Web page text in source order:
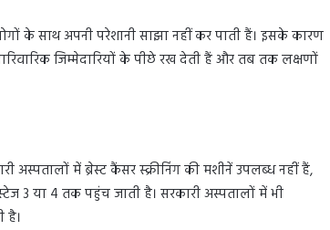
के साथ अपनी परेशानी साझा नहीं कर पाती हैं। इसके कारण
जिम्मेदारियों के पीछे रख देती हैं और तब तक लक्षणों
अस्पतालों में ब्रेस्ट कैंसर स्क्रीनिंग की मशीनें उपलब्ध नहीं हैं,
3 या 4 तक पहुंच जाती है। सरकारी अस्पतालों में भी
है।